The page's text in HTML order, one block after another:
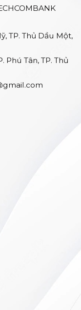
TP. Thủ Dầu Một,
Phú Tân, TP. Thủ